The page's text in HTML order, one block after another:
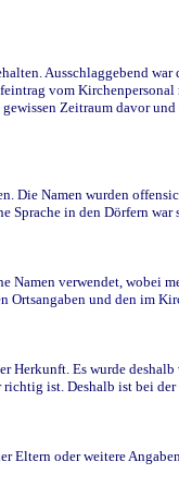
Ausschlaggebend
vom
Zeitraum davor
Die Namen wurden
Sprache in den Dörfern
verwendet, wobei
Ortsangaben und den im
Herkunft. Es wurde
ist. Deshalb ist bei
oder weitere